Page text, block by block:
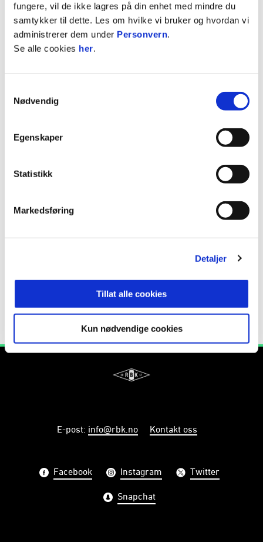
fungere, vil de ikke lagres på din enhet med mindre du
samtykker til dette. Les om hvilke vi bruker og hvordan vi
administrerer dem under Personvern.
Se alle cookies her.
Nødvendig
Egenskaper
Statistikk
Markedsføring
Detaljer
Tillat alle cookies
Kun nødvendige cookies
👏 Kreditorforeningen er en viktig brikke i vårt
partnerskap, og vi setter stor pris på
💪 Tusen takk for tilliten, Kreditorforeningen! Vi
gleder oss til å ta fatt på en ny sesong sammen.
banen! Avslutter salg og partneransvarlig i
E-post: info@rbk.no Kontakt oss
Facebook Instagram Twitter
Snapchat